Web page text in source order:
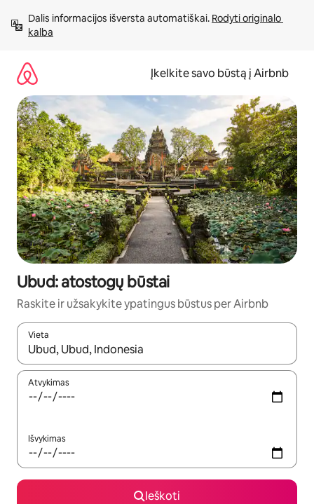
prie
turinio
Dalis informacijos išversta automatiškai. Rodyti originalo
kalba
Įkelkite savo būstą į Airbnb
Ubud: atostogų būstai
Raskite ir užsakykite ypatingus būstus per Airbnb
Vieta
Kai pasirodys paieškos rezultatai, juos naršyti galite
Atvykimas
Išvykimas
Ieškoti